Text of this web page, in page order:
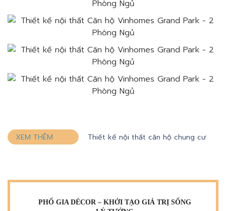
XEM THÊM Thiết kế nội thất căn hộ chung cư
PHỐ GIA DÉCOR – KHỞI TẠO GIÁ TRỊ SỐNG